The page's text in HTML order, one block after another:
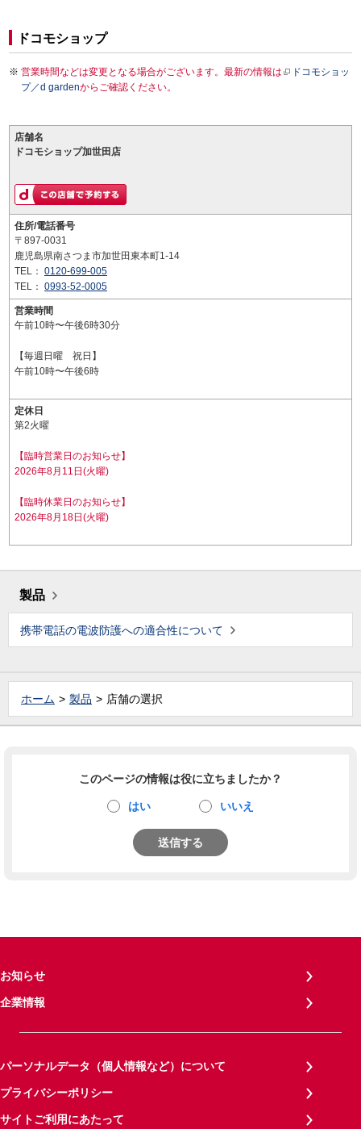
ドコモショップ
営業時間などは変更となる場合がございます。最新の情報は
ドコモショッ
プ／d gardenからご確認ください。
店舗名
ドコモショップ加世田店
住所/電話番号
〒897-0031
鹿児島県南さつま市加世田東本町1-14
TEL： 0120-699-005
TEL： 0993-52-0005
営業時間
午前10時〜午後6時30分
【毎週日曜 祝日】
午前10時〜午後6時
定休日
第2火曜
【臨時営業日のお知らせ】
2026年8月11日(火曜)
【臨時休業日のお知らせ】
2026年8月18日(火曜)
製品
携帯電話の電波防護への適合性について
ホーム 製品 店舗の選択
このページの情報は役に立ちましたか？
はい いいえ
送信する
お知らせ
企業情報
パーソナルデータ（個人情報など）について
プライバシーポリシー
サイトご利用にあたって